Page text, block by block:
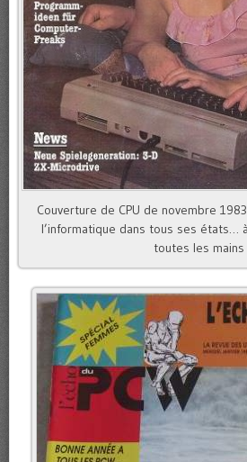
Couverture de CPU de novembre
l’informatique dans tous ses états…
toutes les mains